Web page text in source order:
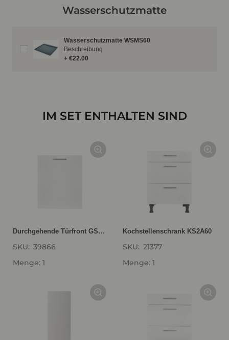
Wasserschutzmatte
Wasserschutzmatte WSMS60
+ €22.00
Beschreibung
IM SET ENTHALTEN SIND
Durchgehende Türfront GSBD60-I
SKU: 39866
Menge: 1
Kochstellenschrank KS2A60
SKU: 21377
Menge: 1